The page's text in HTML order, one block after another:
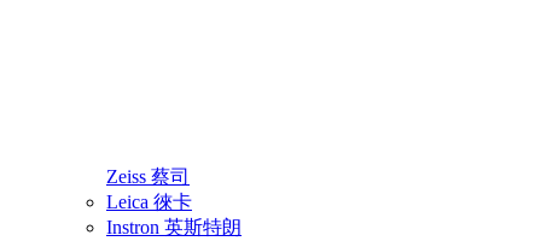
Zeiss 蔡司
Leica 徠卡
Instron 英斯特朗